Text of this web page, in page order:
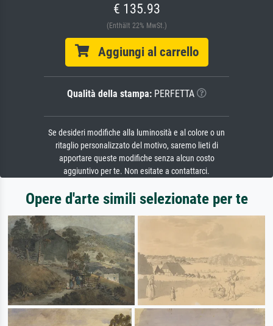
€ 135.93
(Enthält 22% MwSt.)
Aggiungi al carrello
Qualità della stampa:PERFETTA
Se desideri modifiche alla luminosità e al colore o un
ritaglio personalizzato del motivo, saremo lieti di
apportare queste modifiche senza alcun costo
aggiuntivo per te. Non esitate a contattarci.
Opere d'arte simili selezionate per te